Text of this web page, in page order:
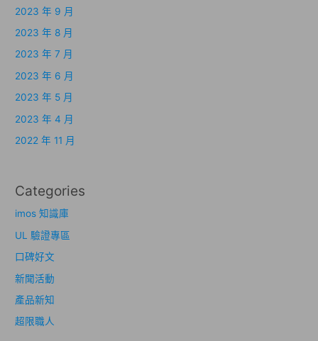
2023 年 9 月
2023 年 8 月
2023 年 7 月
2023 年 6 月
2023 年 5 月
2023 年 4 月
2022 年 11 月
Categories
imos 知識庫
UL 驗證專區
口碑好文
新聞活動
產品新知
超限職人